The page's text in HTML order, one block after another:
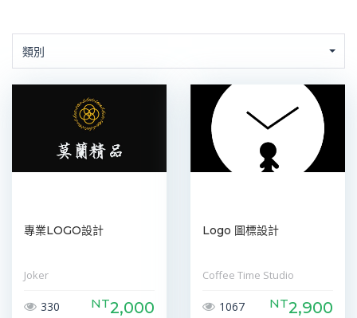
類別
專業LOGO設計
Joker
330 NT2,000
Logo 圖標設計
Coffee Time Studio
1067 NT2,900